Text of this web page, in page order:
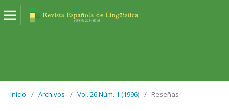
Inicio / Archivos / Vol. 26 Núm. 1 (1996) / Reseñas